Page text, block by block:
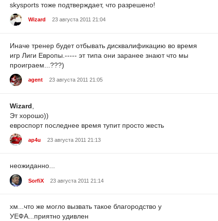
skysports тоже подтверждает, что разрешено!
Wizard 23 августа 2011 21:04
Иначе тренер будет отбывать дисквалификацию во время
игр Лиги Европы.----- эт типа они заранее знают что мы
проиграем...???)
agent 23 августа 2011 21:05
Wizard
Эт хорошо))
евроспорт последнее время тупит просто жесть
ap4u 23 августа 2011 21:13
неожиданно...
SorfiX 23 августа 2011 21:14
хм...что же могло вызвать такое благородство у
УЕФА...приятно удивлен